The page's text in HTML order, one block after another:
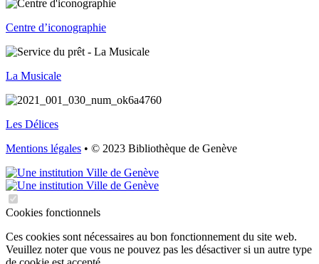
Centre d’iconographie
La Musicale
Les Délices
Mentions légales • © 2023 Bibliothèque de Genève
Cookies fonctionnels
Ces cookies sont nécessaires au bon fonctionnement du site web.
Veuillez noter que vous ne pouvez pas les désactiver si un autre type